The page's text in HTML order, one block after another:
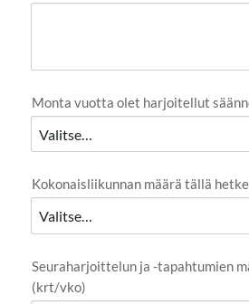
Monta vuotta olet harjoitellut
Kokonaisliikunnan määrä tällä
Seuraharjoittelun ja -tapahtumien
(krt/vko)